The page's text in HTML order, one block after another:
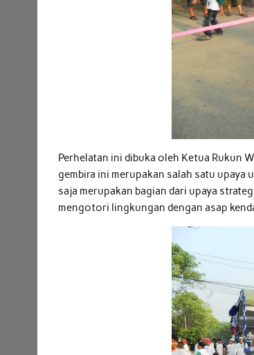
Perhelatan ini dibuka oleh Ketua Rukun
gembira ini merupakan salah satu upaya
saja merupakan bagian dari upaya
mengotori lingkungan dengan asap